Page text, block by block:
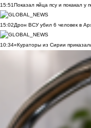
15:51Показал яйца псу и покакал
15:02Дрон ВСУ убил 6 человек в
10:34«Кураторы из Сирии